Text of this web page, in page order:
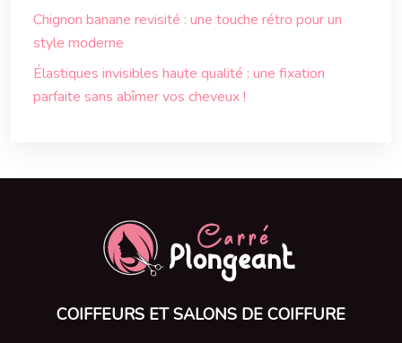
Chignon banane revisité : une touche rétro pour un
style moderne
Élastiques invisibles haute qualité : une fixation
parfaite sans abîmer vos cheveux !
COIFFEURS ET SALONS DE COIFFURE